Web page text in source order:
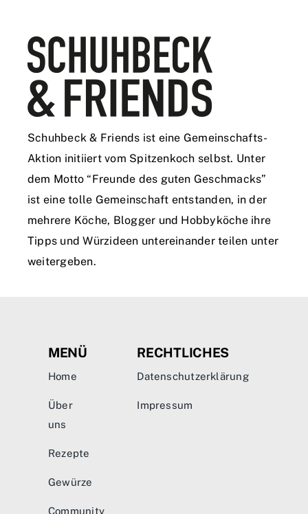
Schuhbeck & Friends ist eine Gemeinschafts-
Aktion initiiert vom Spitzenkoch selbst. Unter
dem Motto “Freunde des guten Geschmacks”
ist eine tolle Gemeinschaft entstanden, in der
mehrere Köche, Blogger und Hobbyköche ihre
Tipps und Würzideen untereinander teilen unter
weitergeben.
MENÜ
Home
Über
uns
Rezepte
Gewürze
Community
RECHTLICHES
Datenschutzerklärung
Impressum